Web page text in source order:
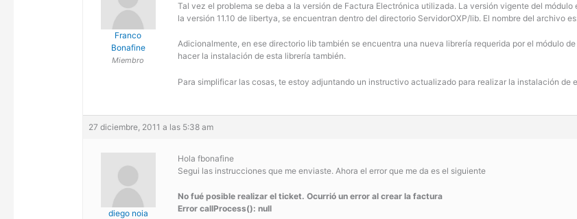
Franco
Bonafine
Miembro
Tal vez el problema se deba a la versión de Factura Electrónica utilizada. La versión vigente del
la versión 11.10 de libertya, se encuentran dentro del directorio ServidorOXP/lib. El nombre del archivo
Adicionalmente, en ese directorio lib también se encuentra una nueva librería requerida por el módulo
hacer la instalación de esta librería también.
Para simplificar las cosas, te estoy adjuntando un instructivo actualizado para realizar la instalación de
27 diciembre, 2011 a las 5:38 am
diego noia
Hola fbonafine
Segui las instrucciones que me enviaste. Ahora el error que me da es el siguiente
No fué posible realizar el ticket. Ocurrió un error al crear la factura
Error callProcess(): null